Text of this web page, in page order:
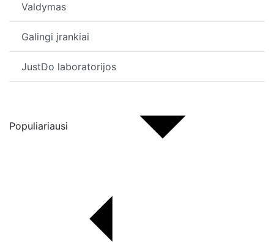
Valdymas
Galingi įrankiai
JustDo laboratorijos
Populiariausi